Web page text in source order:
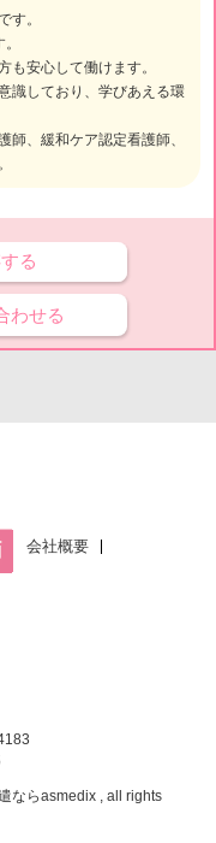
す。
安心して働けます。
識しており、学びあえる環
、緩和ケア認定看護師、
る
わせる
会社概要
ならasmedix , all rights